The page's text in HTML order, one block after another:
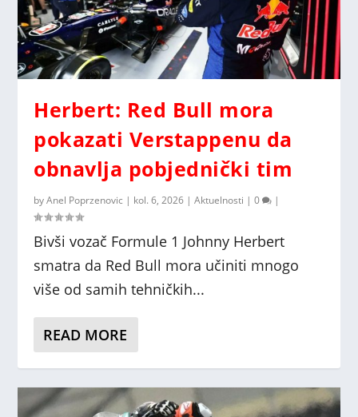
Herbert: Red Bull mora
pokazati Verstappenu da
obnavlja pobjednički tim
byAnel Poprzenovic | kol. 6, 2026 |Aktuelnosti |0 |
Bivši vozač Formule 1 Johnny Herbert
smatra da Red Bull mora učiniti mnogo
više od samih tehničkih...
READ MORE